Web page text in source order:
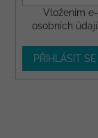
Vložením
osobních
PŘIHLÁSIT SE